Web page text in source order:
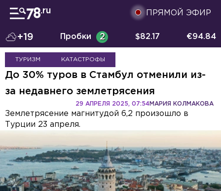
ПРЯМОЙ ЭФИР
+19 Пробки 2 $82.17 €94.84
ТУРИЗМ КАТАСТРОФЫ
До 30% туров в Стамбул отменили из-
за недавнего землетрясения
МАРИЯ КОЛМАКОВА
29 АПРЕЛЯ 2025, 07:54
Землетрясение магнитудой 6,2 произошло в
Турции 23 апреля.